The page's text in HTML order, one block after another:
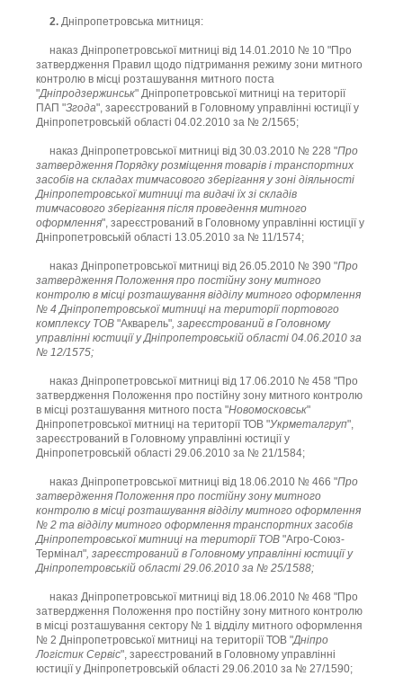
2. Дніпропетровська митниця:
наказ Дніпропетровської митниці від 14.01.2010 № 10 "Про
затвердження Правил щодо підтримання режиму зони митного
контролю в місці розташування митного поста
"Дніпродзержинськ" Дніпропетровської митниці на території
ПАП "Згода", зареєстрований в Головному управлінні юстиції у
Дніпропетровській області 04.02.2010 за № 2/1565;
наказ Дніпропетровської митниці від 30.03.2010 № 228 "Про
затвердження Порядку розміщення товарів і транспортних
засобів на складах тимчасового зберігання у зоні діяльності
Дніпропетровської митниці та видачі їх зі складів
тимчасового зберігання після проведення митного
оформлення", зареєстрований в Головному управлінні юстиції у
Дніпропетровській області 13.05.2010 за № 11/1574;
наказ Дніпропетровської митниці від 26.05.2010 № 390 "Про
затвердження Положення про постійну зону митного
контролю в місці розташування відділу митного оформлення
№ 4 Дніпропетровської митниці на території портового
комплексу ТОВ "Акварель", зареєстрований в Головному
управлінні юстиції у Дніпропетровській області 04.06.2010 за
№ 12/1575;
наказ Дніпропетровської митниці від 17.06.2010 № 458 "Про
затвердження Положення про постійну зону митного контролю
в місці розташування митного поста "Новомосковськ"
Дніпропетровської митниці на території ТОВ "Укрметалгруп",
зареєстрований в Головному управлінні юстиції у
Дніпропетровській області 29.06.2010 за № 21/1584;
наказ Дніпропетровської митниці від 18.06.2010 № 466 "Про
затвердження Положення про постійну зону митного
контролю в місці розташування відділу митного оформлення
№ 2 та відділу митного оформлення транспортних засобів
Дніпропетровської митниці на території ТОВ "Агро-Союз-
Термінал", зареєстрований в Головному управлінні юстиції у
Дніпропетровській області 29.06.2010 за № 25/1588;
наказ Дніпропетровської митниці від 18.06.2010 № 468 "Про
затвердження Положення про постійну зону митного контролю
в місці розташування сектору № 1 відділу митного оформлення
№ 2 Дніпропетровської митниці на території ТОВ "Дніпро
Логістик Сервіс", зареєстрований в Головному управлінні
юстиції у Дніпропетровській області 29.06.2010 за № 27/1590;